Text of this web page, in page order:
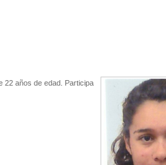
22 años de edad. Participa